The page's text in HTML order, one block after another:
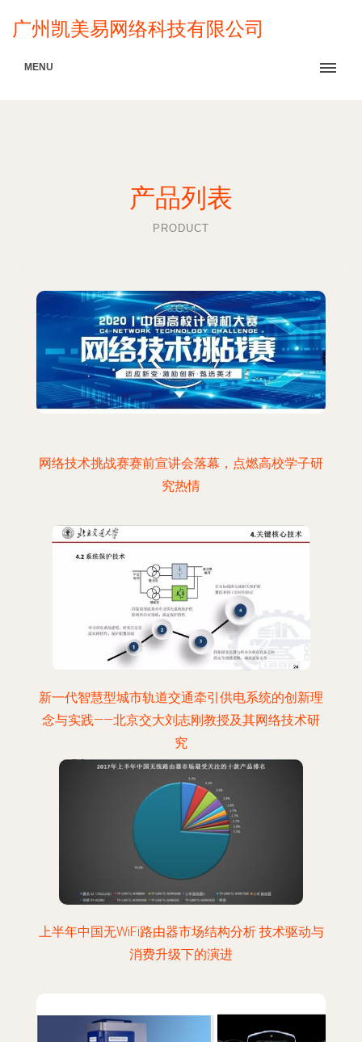
广州凯美易网络科技有限公司
MENU
产品列表
PRODUCT
网络技术挑战赛赛前宣讲会落幕，点燃高校学子研
究热情
新一代智慧型城市轨道交通牵引供电系统的创新理
念与实践——北京交大刘志刚教授及其网络技术研
究
上半年中国无WiFi路由器市场结构分析 技术驱动与
消费升级下的演进